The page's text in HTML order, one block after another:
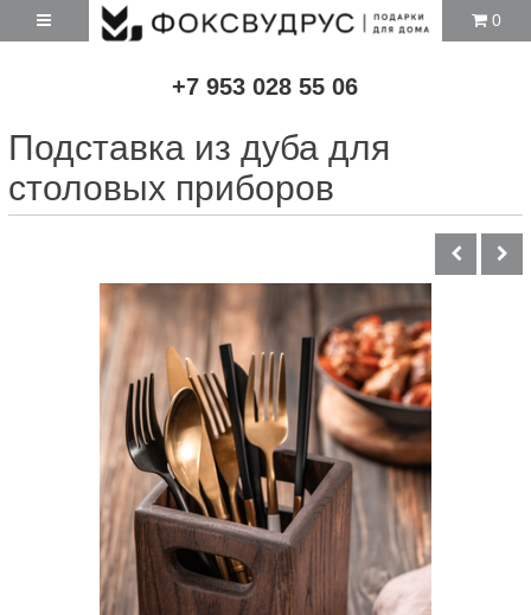
+7 953 028 55 06
0
Подставка из дуба для
столовых приборов